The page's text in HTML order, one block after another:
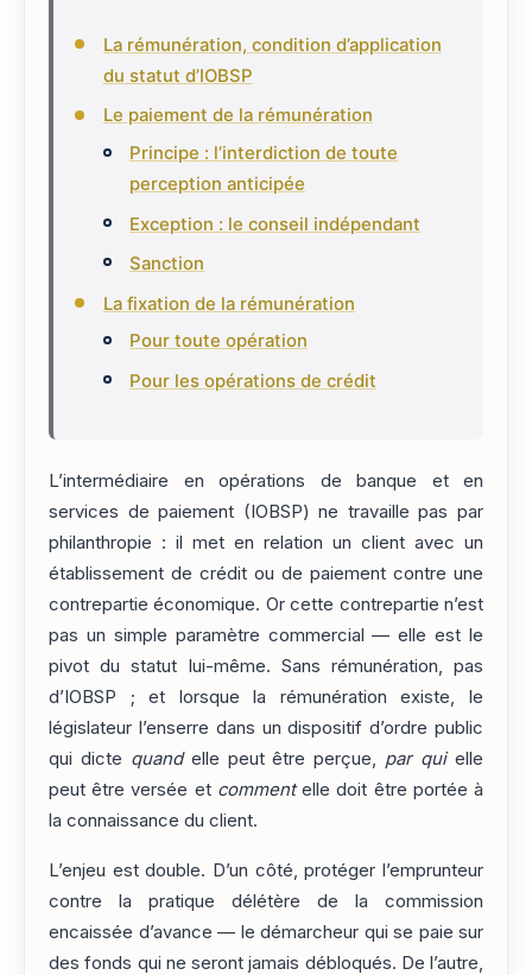
La rémunération, condition d’application
du statut d’IOBSP
Le paiement de la rémunération
Principe : l’interdiction de toute
perception anticipée
Exception : le conseil indépendant
Sanction
La fixation de la rémunération
Pour toute opération
Pour les opérations de crédit
L’intermédiaire en opérations de banque et en
services de paiement (IOBSP) ne travaille pas par
philanthropie : il met en relation un client avec un
établissement de crédit ou de paiement contre une
contrepartie économique. Or cette contrepartie n’est
pas un simple paramètre commercial — elle est le
pivot du statut lui-même. Sans rémunération, pas
d’IOBSP ; et lorsque la rémunération existe, le
législateur l’enserre dans un dispositif d’ordre public
qui dicte quandelle peut être perçue, par quielle
peut être versée et commentelle doit être portée à
la connaissance du client.
L’enjeu est double. D’un côté, protéger l’emprunteur
contre la pratique délétère de la commission
encaissée d’avance — le démarcheur qui se paie sur
des fonds qui ne seront jamais débloqués. De l’autre,